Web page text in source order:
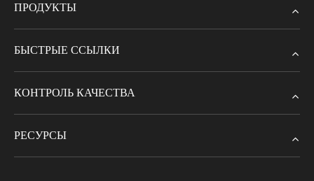
ПРОДУКТЫ
БЫСТРЫЕ ССЫЛКИ
КОНТРОЛЬ КАЧЕСТВА
РЕСУРСЫ